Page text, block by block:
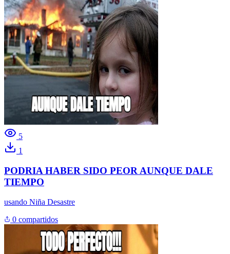
5
1
PODRIA HABER SIDO PEOR AUNQUE DALE
TIEMPO
usando Niña Desastre
0 compartidos